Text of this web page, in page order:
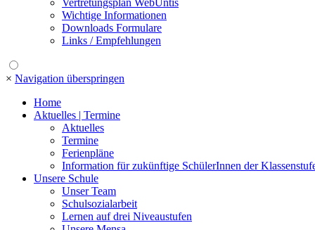
Vertretungsplan WebUntis
Wichtige Informationen
Downloads Formulare
Links / Empfehlungen
× Navigation überspringen
Home
Aktuelles | Termine
Aktuelles
Termine
Ferienpläne
Information für zukünftige SchülerInnen der
Unsere Schule
Unser Team
Schulsozialarbeit
Lernen auf drei Niveaustufen